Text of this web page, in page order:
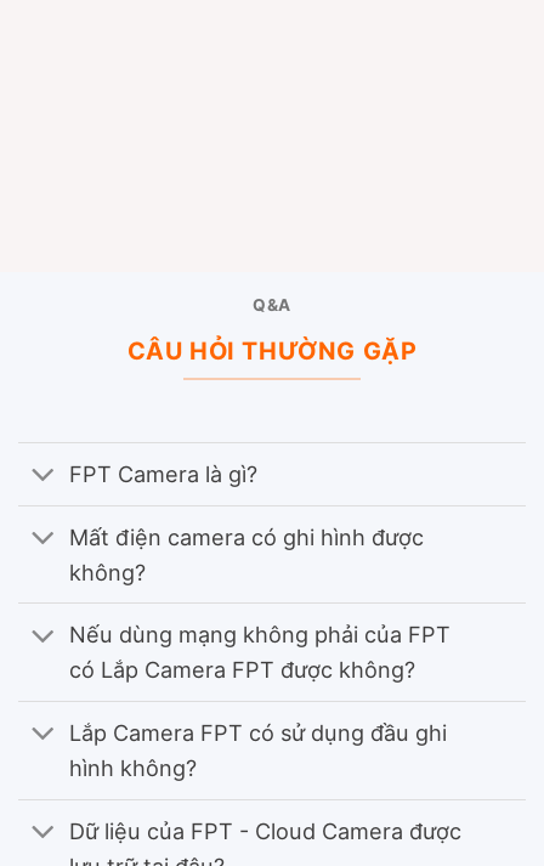
Q&A
CÂU HỎI THƯỜNG GẶP
FPT Camera là gì?
Mất điện camera có ghi hình được
không?
Nếu dùng mạng không phải của FPT
có Lắp Camera FPT được không?
Lắp Camera FPT có sử dụng đầu ghi
hình không?
Dữ liệu của FPT - Cloud Camera được